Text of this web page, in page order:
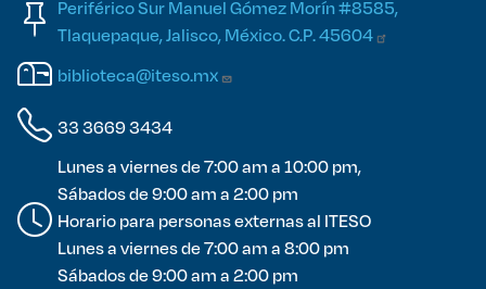
Periférico Sur Manuel Gómez Morín #8585,
Tlaquepaque, Jalisco, México. C.P.45604
biblioteca@iteso.mx
33 3669 3434
Lunes a viernes de 7:00 am a 10:00 pm,
Sábados de 9:00 am a 2:00 pm
Horario para personas externas al ITESO
Lunes a viernes de 7:00 am a 8:00 pm
Sábados de 9:00 am a 2:00 pm